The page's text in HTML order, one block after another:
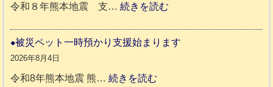
ト
令和８年熊本地震 支…続きを読む
和
被災ペット一時預かり支援始まります
2026年8月4日
令和8年熊本地震 熊…続きを読む